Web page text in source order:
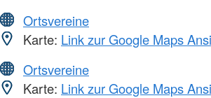
Ortsvereine
Karte: Link zur Google Maps
Ortsvereine
Karte: Link zur Google Maps